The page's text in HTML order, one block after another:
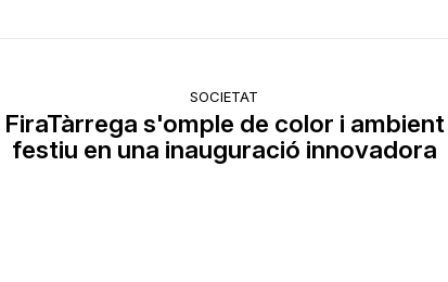
SOCIETAT
FiraTàrrega s'omple de color i ambient
festiu en una inauguració innovadora